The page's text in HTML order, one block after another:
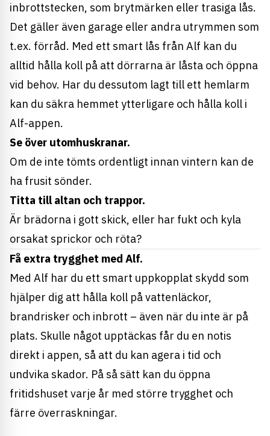
inbrottstecken, som brytmärken eller trasiga lås.
Det gäller även garage eller andra utrymmen som
t.ex. förråd. Med ett smart lås från Alf kan du
alltid hålla koll på att dörrarna är låsta och öppna
vid behov. Har du dessutom lagt till ett hemlarm
kan du säkra hemmet ytterligare och hålla koll i
Alf-appen.
Se över utomhuskranar.
Om de inte tömts ordentligt innan vintern kan de
ha frusit sönder.
Titta till altan och trappor.
Är brädorna i gott skick, eller har fukt och kyla
orsakat sprickor och röta?
Få extra trygghet med Alf.
Med Alf har du ett smart uppkopplat skydd som
hjälper dig att hålla koll på vattenläckor,
brandrisker och inbrott – även när du inte är på
plats. Skulle något upptäckas får du en notis
direkt i appen, så att du kan agera i tid och
undvika skador. På så sätt kan du öppna
fritidshuset varje år med större trygghet och
färre överraskningar.